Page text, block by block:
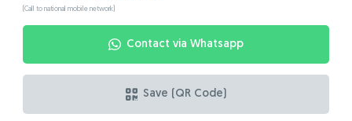
(Call to national mobile network)
Contact via Whatsapp
Save (QR Code)